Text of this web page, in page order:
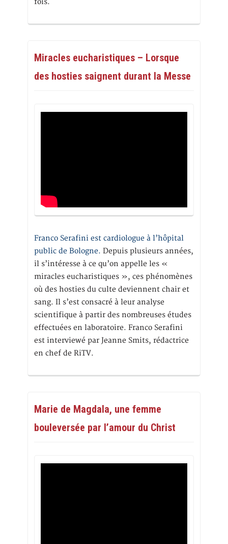
fois.
Miracles eucharistiques – Lorsque
des hosties saignent durant la Messe
Franco Serafini est cardiologue à l’hôpital
public de Bologne. Depuis plusieurs années,
il s’intéresse à ce qu’on appelle les «
miracles eucharistiques », ces phénomènes
où des hosties du culte deviennent chair et
sang. Il s’est consacré à leur analyse
scientifique à partir des nombreuses études
effectuées en laboratoire. Franco Serafini
est interviewé par Jeanne Smits, rédactrice
en chef de RiTV.
Marie de Magdala, une femme
bouleversée par l’amour du Christ